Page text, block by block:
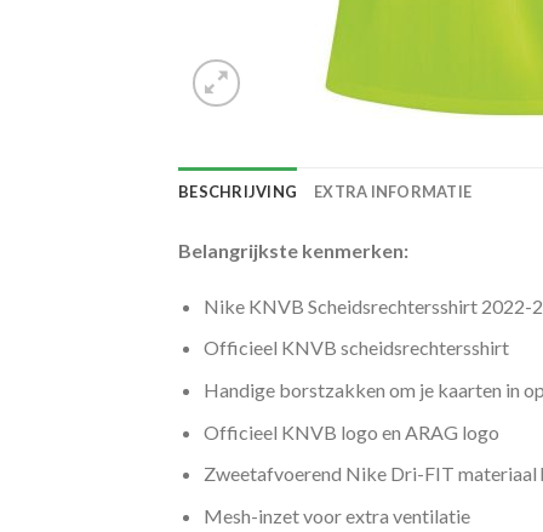
BESCHRIJVING EXTRA INFORMATIE
Belangrijkste kenmerken:
Nike KNVB Scheidsrechtersshirt 2022-
Officieel KNVB scheidsrechtersshirt
Handige borstzakken om je kaarten in
Officieel KNVB logo en ARAG logo
Zweetafvoerend Nike Dri-FIT
Mesh-inzet voor extra ventilatie